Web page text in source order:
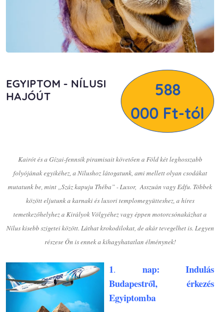
EGYIPTOM - NÍLUSI
HAJÓÚT
588
000 Ft-tól
Kairót és a Gízai-fennsík piramisait követően a Föld két leghosszabb
folyójának egyikéhez, a Nílushoz látogatunk, ami mellett olyan csodákat
mutatunk be, mint „Száz kapuju Théba” - Luxor, Asszuán vagy Edfu. Többek
között eljutunk a karnaki és luxori templomegyütteshez, a híres
temetkezőhelyhez a Királyok Völgyéhez vagy éppen motorcsónakázhat a
Nílus kisebb szigetei között. Láthat krokodilokat, de akár tevegelhet is. Legyen
részese Ön is ennek a kihagyhatatlan élménynek!
1. nap: Indulás
Budapestről, érkezés
Egyiptomba